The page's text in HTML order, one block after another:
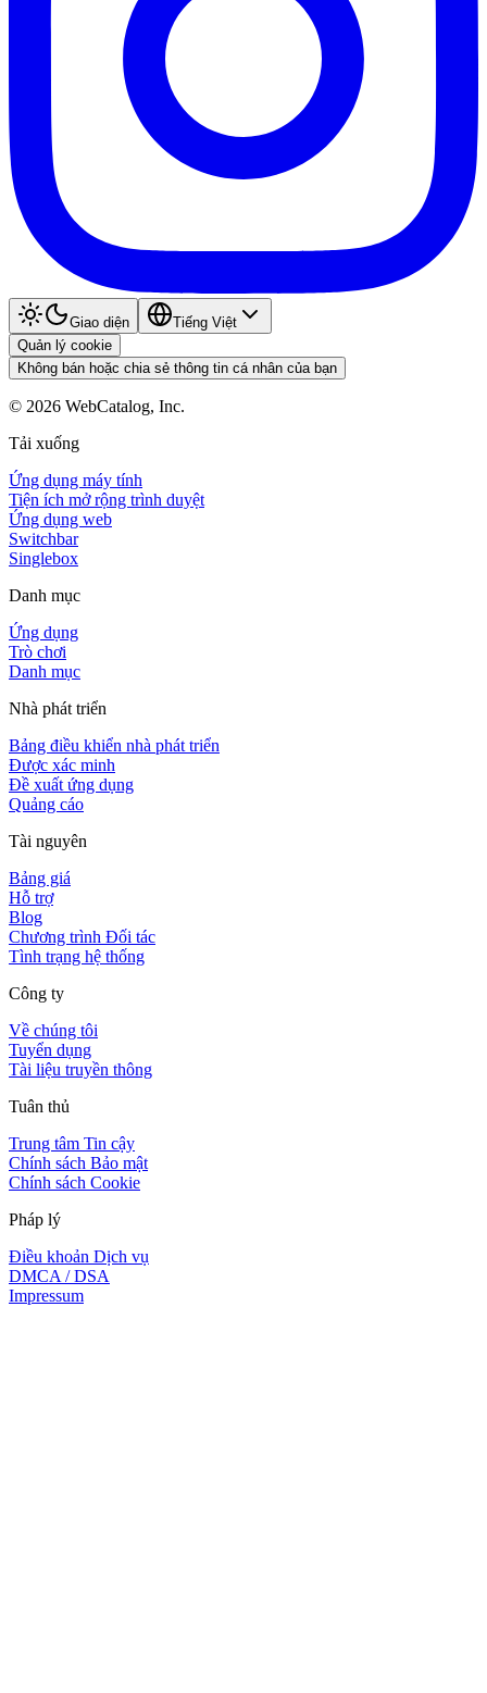
Giao diện
Tiếng Việt
Quản lý cookie
Không bán hoặc chia sẻ thông tin cá nhân của bạn
© 2026 WebCatalog, Inc.
Tải xuống
Ứng dụng máy tính
Tiện ích mở rộng trình duyệt
Ứng dụng web
Switchbar
Singlebox
Danh mục
Ứng dụng
Trò chơi
Danh mục
Nhà phát triển
Bảng điều khiển nhà phát triển
Được xác minh
Đề xuất ứng dụng
Quảng cáo
Tài nguyên
Bảng giá
Hỗ trợ
Blog
Chương trình Đối tác
Tình trạng hệ thống
Công ty
Về chúng tôi
Tuyển dụng
Tài liệu truyền thông
Tuân thủ
Trung tâm Tin cậy
Chính sách Bảo mật
Chính sách Cookie
Pháp lý
Điều khoản Dịch vụ
DMCA / DSA
Impressum